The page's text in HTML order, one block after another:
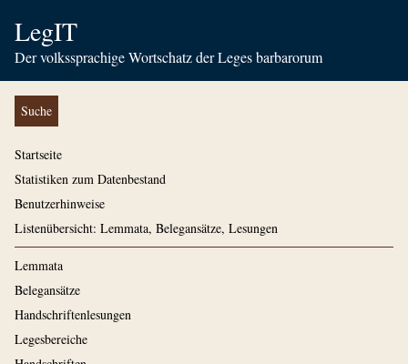
LegIT
Der volkssprachige Wortschatz der Leges barbarorum
Suche
Startseite
Statistiken zum Datenbestand
Benutzerhinweise
Listenübersicht: Lemmata, Belegansätze, Lesungen
Lemmata
Belegansätze
Handschriftenlesungen
Legesbereiche